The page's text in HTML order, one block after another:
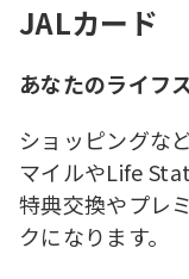
JALカード
あなたのライフ
ショッピングな
マイルやLife
特典交換やプレ
クになります。